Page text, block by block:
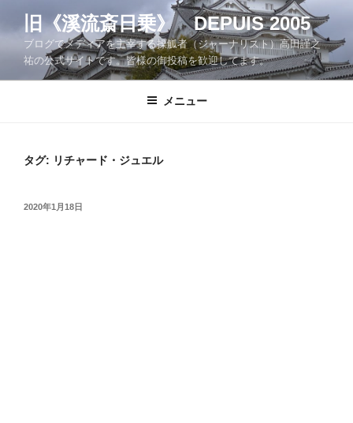
ツ
旧《溪流斎日乗》 DEPUIS 2005
ブログでメディアを主宰する操觚者（ジャーナリスト）高田謹之
祐の公式サイトです。皆様の御投稿を歓迎してます。
メニュー
タグ: リチャード・ジュエル
投
2020年1月18日